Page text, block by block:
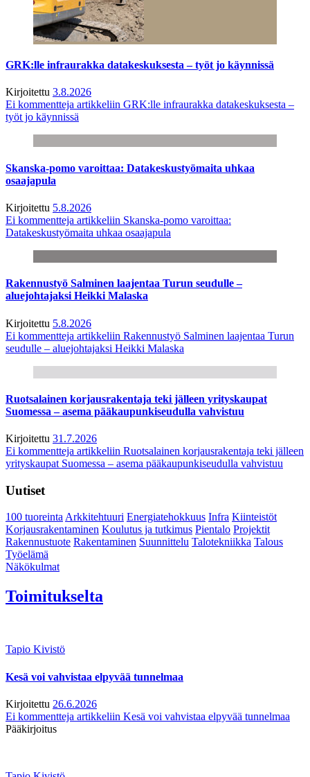
GRK:lle infraurakka datakeskuksesta – työt jo käynnissä
Kirjoitettu 3.8.2026
Ei kommentteja artikkeliin GRK:lle infraurakka datakeskuksesta –
työt jo käynnissä
Skanska-pomo varoittaa: Datakeskustyömaita uhkaa
osaajapula
Kirjoitettu 5.8.2026
Ei kommentteja artikkeliin Skanska-pomo varoittaa:
Datakeskustyömaita uhkaa osaajapula
Rakennustyö Salminen laajentaa Turun seudulle –
aluejohtajaksi Heikki Malaska
Kirjoitettu 5.8.2026
Ei kommentteja artikkeliin Rakennustyö Salminen laajentaa Turun
seudulle – aluejohtajaksi Heikki Malaska
Ruotsalainen korjausrakentaja teki jälleen yrityskaupat
Suomessa – asema pääkaupunkiseudulla vahvistuu
Kirjoitettu 31.7.2026
Ei kommentteja artikkeliin Ruotsalainen korjausrakentaja teki jälleen
yrityskaupat Suomessa – asema pääkaupunkiseudulla vahvistuu
Uutiset
100 tuoreintaArkkitehtuuri Energiatehokkuus Infra Kiinteistöt
Korjausrakentaminen Koulutus ja tutkimus Pientalo Projektit
Rakennustuote Rakentaminen Suunnittelu Talotekniikka Talous
Työelämä
Näkökulmat
Toimitukselta
Tapio Kivistö
Kesä voi vahvistaa elpyvää tunnelmaa
Kirjoitettu 26.6.2026
Ei kommentteja artikkeliin Kesä voi vahvistaa elpyvää tunnelmaa
Pääkirjoitus